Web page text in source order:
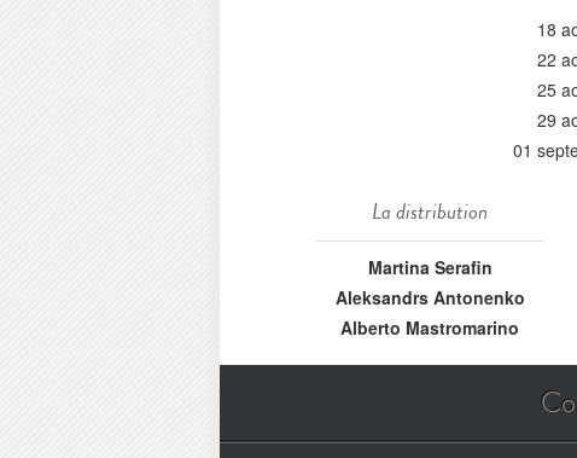
18
22
25
29
01
La distribution
Martina Serafin
Aleksandrs Antonenko
Alberto Mastromarino